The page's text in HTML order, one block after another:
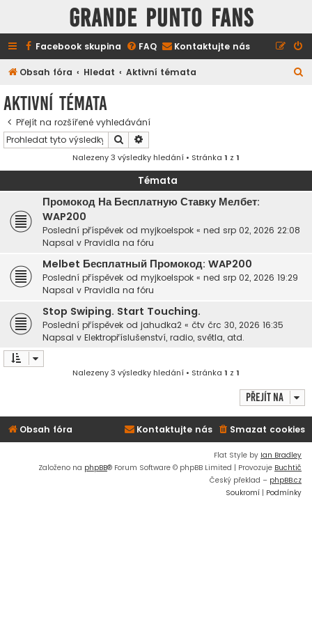
GRANDE PUNTO FANS
Facebook skupina FAQ Kontaktujte nás
Obsah fóra Hledat Aktivní témata
Aktivní témata
Přejít na rozšířené vyhledávání
Hledat
Nalezeny 3 výsledky hledání • Stránka 1 z 1
Témata
Промокод На Бесплатную Ставку Мелбет:
WAP200
Poslední příspěvek od myjkoelspok « ned srp 02, 2026 22:08
Napsal v Pravidla na fóru
Melbet Бесплатный Промокод: WAP200
Poslední příspěvek od myjkoelspok « ned srp 02, 2026 19:29
Napsal v Pravidla na fóru
Stop Swiping. Start Touching.
Poslední příspěvek od jahudka2 « čtv črc 30, 2026 16:35
Napsal v Elektropříslušenství, radio, světla, atd.
Nalezeny 3 výsledky hledání • Stránka 1 z 1
Přejít na
Obsah fóra Smazat cookies
Kontaktujte nás
Flat Style by Ian Bradley
Založeno na phpBB® Forum Software © phpBB Limited | Provozuje Buchtič
Český překlad – phpBB.cz
Soukromí | Podmínky